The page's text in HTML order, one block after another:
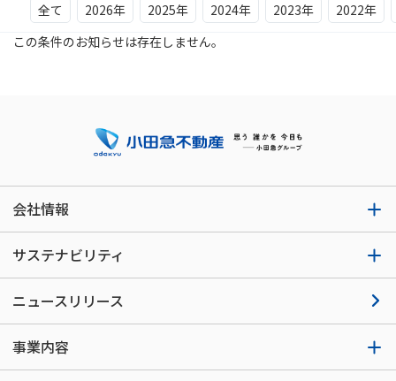
全て 2026年 2025年 2024年 2023年
2022年
この条件のお知らせは存在しません。
会社情報
サステナビリティ
ニュースリリース
事業内容